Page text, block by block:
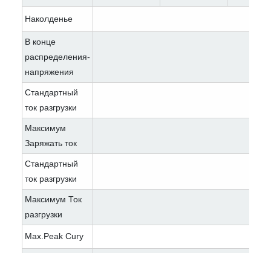
Наколденье
В конце
распределения-
напряжения
Стандартный
ток разгрузки
Максимум
Заряжать ток
Стандартный
ток разгрузки
Максимум Ток
разгрузки
Max.Peak Cury